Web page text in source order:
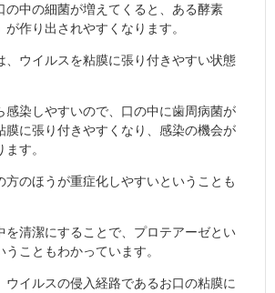
の中の細菌が増えてくると、ある酵素
が作り出されやすくなります。
、ウイルスを粘膜に張り付きやすい状態
感染しやすいので、口の中に歯周病菌が
膜に張り付きやすくなり、感染の機会が
す。
方のほうが重症化しやすいということも
を清潔にすることで、プロテアーゼとい
うこともわかっています。
ウイルスの侵入経路であるお口の粘膜に